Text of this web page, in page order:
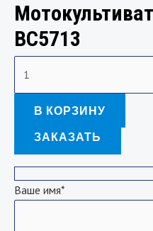
ВC5713
В КОРЗИНУ
ЗАКАЗАТЬ
Ваше имя*